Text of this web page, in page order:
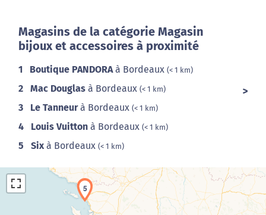
Magasins de la catégorie Magasin
bijoux et accessoires à proximité
1 Boutique PANDORAà Bordeaux (< 1 km)
2 Mac Douglas à Bordeaux (< 1 km)
3 Le Tanneurà Bordeaux (< 1 km)
4 Louis Vuitton à Bordeaux (< 1 km)
5 Six à Bordeaux (< 1 km)
5